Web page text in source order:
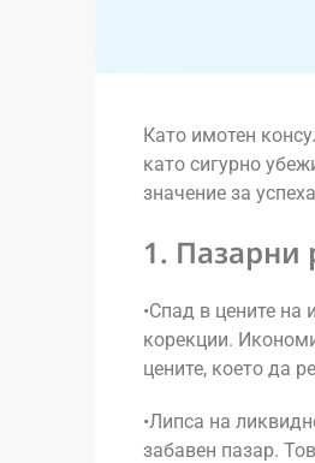
Като имотен
като сигурно
значение за
1. Пазарни
•Спад в цените на
корекции.
цените, което да
•Липса на
забавен пазар.